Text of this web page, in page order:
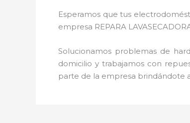
Esperamos que tus
empresa REPARA
Solucionamos problemas de
domicilio y trabajamos con
parte de la empresa brindándote